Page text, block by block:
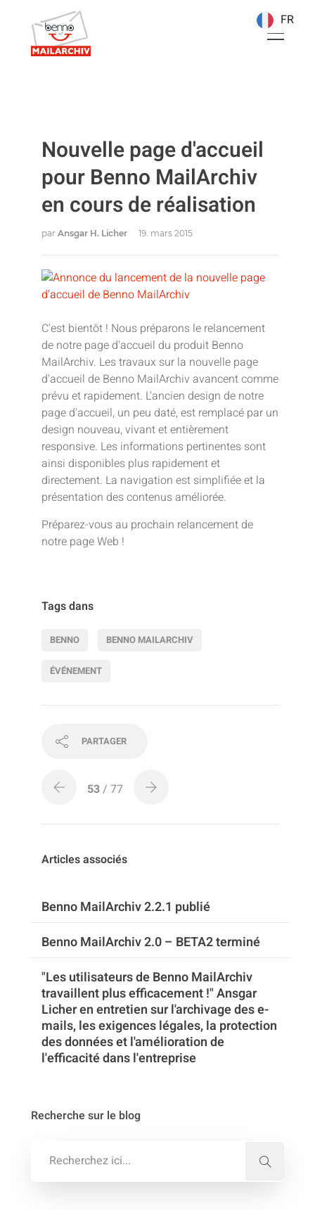
Nouvelle page d'accueil
pour Benno MailArchiv
en cours de réalisation
par Ansgar H. Licher 19. mars 2015
C'est bientôt ! Nous préparons le relancement
de notre page d'accueil du produit Benno
MailArchiv. Les travaux sur la nouvelle page
d'accueil de Benno MailArchiv avancent comme
prévu et rapidement. L'ancien design de notre
page d'accueil, un peu daté, est remplacé par un
design nouveau, vivant et entièrement
responsive. Les informations pertinentes sont
ainsi disponibles plus rapidement et
directement. La navigation est simplifiée et la
présentation des contenus améliorée.
Préparez-vous au prochain relancement de
notre page Web !
Tags dans
BENNO BENNO MAILARCHIV
ÉVÉNEMENT
PARTAGER
53/ 77
Articles associés
Benno MailArchiv 2.2.1 publié
Benno MailArchiv 2.0 – BETA2 terminé
"Les utilisateurs de Benno MailArchiv
travaillent plus efficacement !" Ansgar
Licher en entretien sur l'archivage des e-
mails, les exigences légales, la protection
des données et l'amélioration de
l'efficacité dans l'entreprise
Recherche sur le blog
FR
FR